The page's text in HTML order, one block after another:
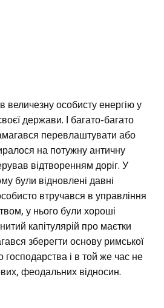
величезну особисту енергію у
держави. І багато-багато
перевлаштувати або
на потужну античну
відтворенням доріг. У
були відновлені давні
втручався в управління
у нього були хороші
капітулярій про маєтки
зберегти основу римської
господарства і в той же час не
феодальних відносин.